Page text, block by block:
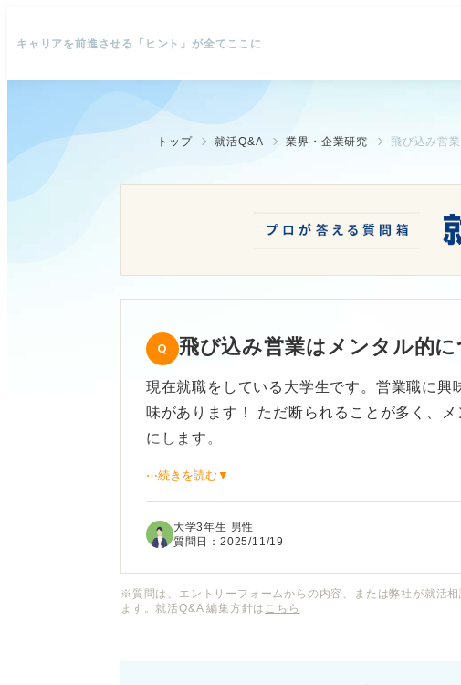
キャリアを前進させる「ヒント」が全てここに
トップ 就活Q&A 業界・企業研究 飛び込み営
飛び込み営業はメンタル的
現在就職をしている大学生です。営業職に
味があります！ ただ断られることが多く、
にします。
タルを保つと良いのでしょうか？
⋯続きを読む▼
大学3年生 男性
質問日：2025/11/19
※質問は、エントリーフォームからの内容、または弊社が就活
ます。就活Q&A 編集方針は こちら